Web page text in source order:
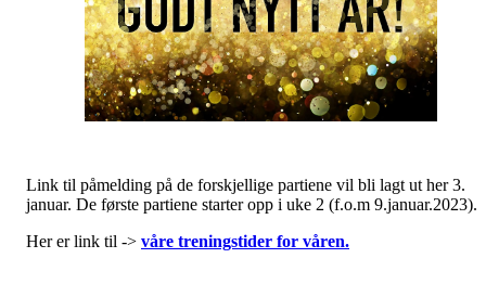
Link til påmelding på de forskjellige partiene vil bli lagt ut her 3.
januar. De første partiene starter opp i uke 2 (f.o.m 9.januar.2023).
Her er link til -> våre treningstider for våren.